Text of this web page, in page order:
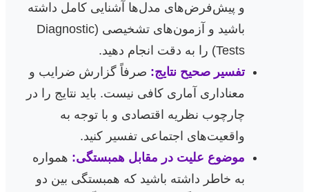
و پیش‌فرض‌های مدل‌ها آشنایی کامل داشته
باشید و آزمون‌های تشخیصی (Diagnostic
Tests) را به دقت انجام دهید.
تفسیر صحیح نتایج:صرفاً گزارش ضرایب و
معناداری آماری کافی نیست. باید نتایج را در
چارچوب نظریه اقتصادی و با توجه به
واقعیت‌های اجتماعی تفسیر کنید.
موضوع علیت در مقابل همبستگی:همواره
به خاطر داشته باشید که همبستگی بین دو